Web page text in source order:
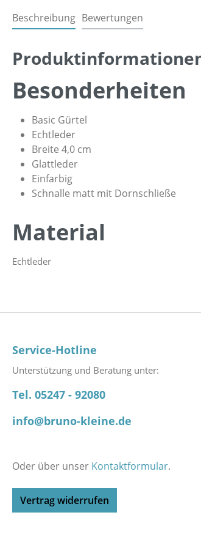
Beschreibung Bewertungen
Besonderheiten
Basic Gürtel
Echtleder
Breite 4,0 cm
Glattleder
Einfarbig
Schnalle matt mit Dornschließe
Material
Echtleder
Service-Hotline
Unterstützung und Beratung unter:
Tel. 05247 - 92080
info@bruno-kleine.de
Oder über unser Kontaktformular.
Vertrag widerrufen